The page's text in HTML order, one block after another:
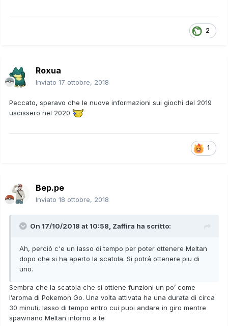
2
Roxua
Inviato 17 ottobre, 2018
Peccato, speravo che le nuove informazioni sui giochi del 2019
uscissero nel 2020
1
Bep.pe
Inviato 18 ottobre, 2018
On 17/10/2018 at 10:58, Zaffira ha scritto:
Ah, perció c'e un lasso di tempo per poter ottenere Meltan
dopo che si ha aperto la scatola. Si potrá ottenere piu di
uno.
Sembra che la scatola che si ottiene funzioni un po’ come
l’aroma di Pokemon Go. Una volta attivata ha una durata di circa
30 minuti, lasso di tempo entro cui puoi andare in giro mentre
spawnano Meltan intorno a te